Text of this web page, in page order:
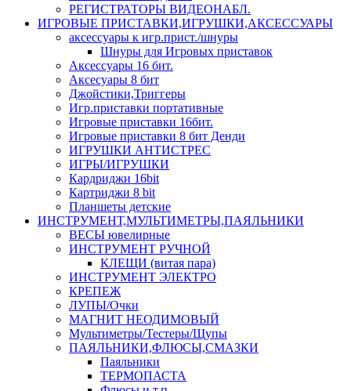
РЕГИСТРАТОРЫ ВИДЕОНАБЛ.
ИГРОВЫЕ ПРИСТАВКИ,ИГРУШКИ,АКСЕССУАРЫ
аксесcуары к игр.прист./шнуры
Шнуры для Игровых приставок
Аксессуары 16 бит.
Аксесуары 8 бит
Джойстики,Триггеры
Игр.приставки портативные
Игровые приставки 16бит.
Игровые приставки 8 бит Денди
ИГРУШКИ АНТИСТРЕС
ИГРЫ/ИГРУШКИ
Кардриджи 16bit
Картриджи 8 bit
Планшеты детские
ИНСТРУМЕНТ,МУЛЬТИМЕТРЫ,ПАЯЛЬНИКИ
ВЕСЫ ювелирные
ИНСТРУМЕНТ РУЧНОЙ
КЛЕЩИ (витая пара)
ИНСТРУМЕНТ ЭЛЕКТРО
КРЕПЕЖ
ЛУПЫ/Очки
МАГНИТ НЕОДИМОВЫЙ
Мультиметры/Тестеры/Щупы
ПАЯЛЬНИКИ,ФЛЮСЫ,СМАЗКИ
Паяльники
ТЕРМОПАСТА